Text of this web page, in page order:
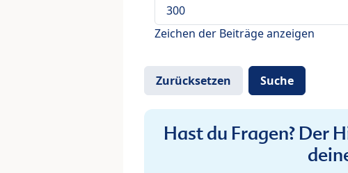
Zeichen der Beiträge anzeigen
Hast du Fragen? Der